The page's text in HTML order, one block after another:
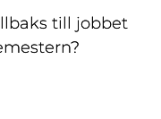
till jobbet